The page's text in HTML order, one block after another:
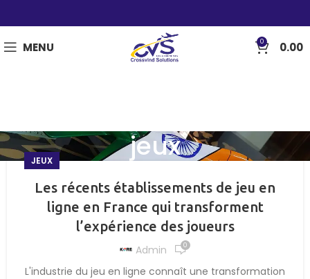
MENU 0 0.00
jeux
JEUX
Les récents établissements de jeu en
ligne en France qui transforment
l’expérience des joueurs
Admin 0
L'industrie du jeu en ligne connaît une transformation